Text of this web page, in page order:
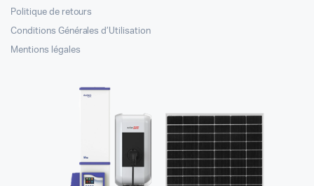
Politique de retours
Conditions Générales d’Utilisation
Mentions légales